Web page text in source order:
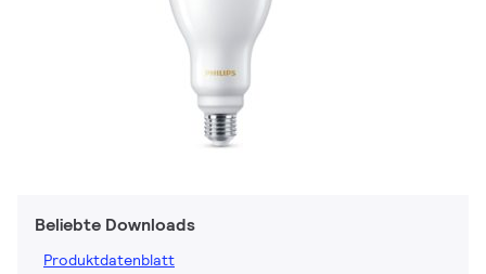
Beliebte Downloads
Produktdatenblatt